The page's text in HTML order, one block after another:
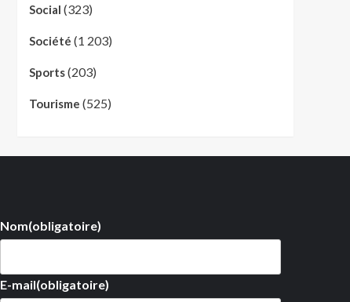
Social (323)
Société (1 203)
Sports(203)
Tourisme (525)
Nom(obligatoire)
E-mail(obligatoire)